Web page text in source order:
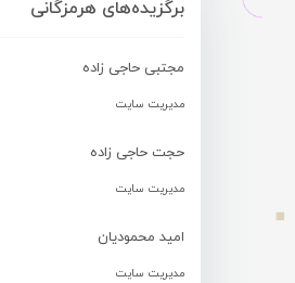
برگزیده‌های هرمزگانی
مجتبی حاجی زاده
مدیریت سایت
حجت حاجی زاده
مدیریت سایت
امید محمودیان
مدیریت سایت